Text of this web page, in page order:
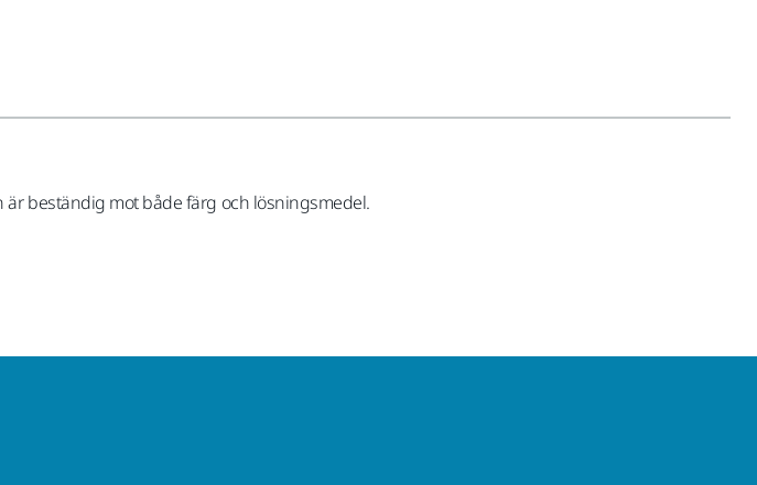
är beständig mot både färg och lösningsmedel.